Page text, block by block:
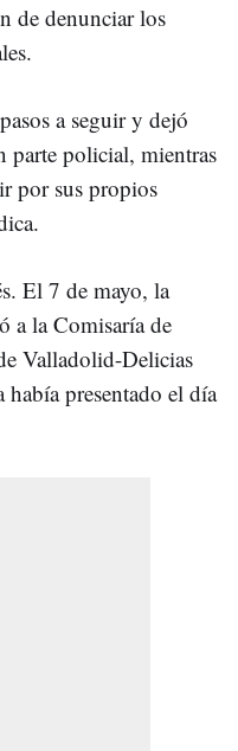
de denunciar los
a seguir y dejó
parte policial, mientras
por sus propios
El 7 de mayo, la
a la Comisaría de
Valladolid-Delicias
presentado el día